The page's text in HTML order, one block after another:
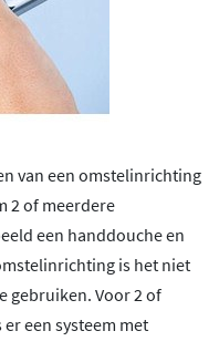
van een omstelinrichting
2 of meerdere
een handdouche en
is het niet
gebruiken. Voor 2 of
een systeem met